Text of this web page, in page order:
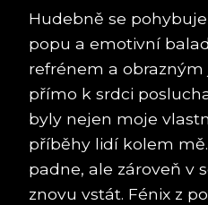
Hudebně se
popu a emotivní
refrénem a
přímo k srdci
byly nejen moje
příběhy lidí kolem
padne, ale zároveň v
znovu vstát. Fénix z